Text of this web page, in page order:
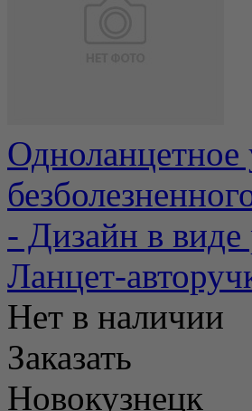
Одноланцетное
- Дизайн в виде
Ланцет-
Нет в наличии
Заказать
Новокузнецк